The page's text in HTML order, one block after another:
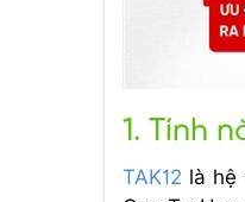
1. Tính
TAK12 là